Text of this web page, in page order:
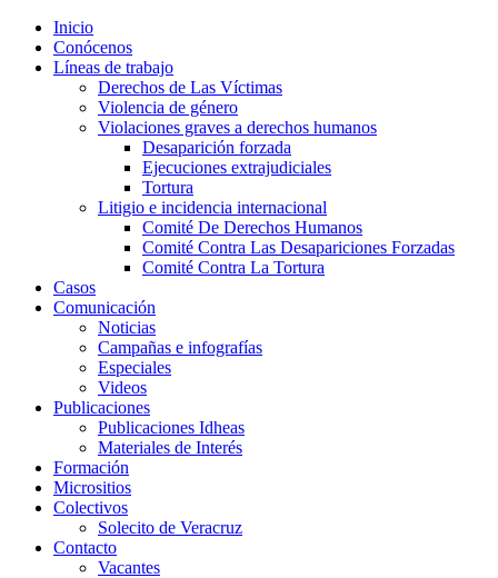
Inicio
Conócenos
Líneas de trabajo
Derechos de Las Víctimas
Violencia de género
Violaciones graves a derechos humanos
Desaparición forzada​
Ejecuciones extrajudiciales
Tortura
Litigio e incidencia internacional
Comité De Derechos Humanos​
Comité Contra Las Desapariciones Forzadas
Comité Contra La Tortura​
Casos
Comunicación
Noticias
Campañas e infografías
Especiales
Videos
Publicaciones
Publicaciones Idheas
Materiales de Interés
Formación
Micrositios
Colectivos
Solecito de Veracruz
Contacto
Vacantes